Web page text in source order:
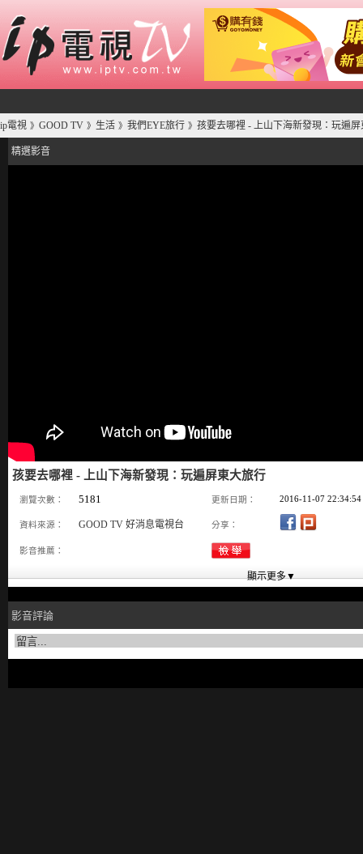
ip電視 》 GOOD TV 》 生活 》 我們EYE旅行 》 孩要去哪裡 - 上山下海新發現：玩遍
精選影音
孩要去哪裡 - 上山下海新發現：玩遍屏東大旅行
瀏覽次數： 5181 更新日期： 2016-11-07 22:34:54
資料來源： GOOD TV 好消息電視台 分享：
影音推薦：
影音評論